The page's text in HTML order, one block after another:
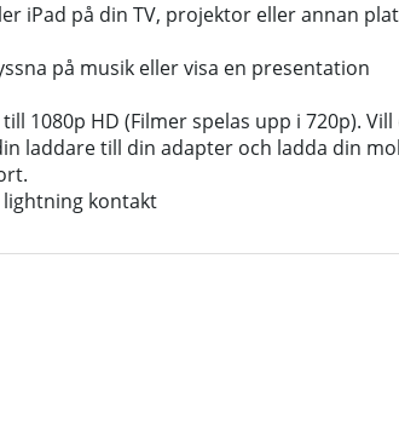
iPad på din TV, projektor eller annan
på musik eller visa en presentation
1080p HD (Filmer spelas upp i 720p). Vill
laddare till din adapter och ladda din
lightning kontakt